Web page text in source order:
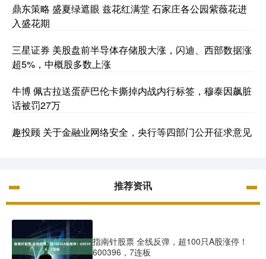
鼎东策略 盛夏绿遮眼 兹花红满堂 石家庄各公园紫薇花进
入盛花期
三星证券 美股盘前半导体存储股大涨，闪迪、西部数据涨
超5%，中概股多数上涨
牛博 佩古拉送蛋萨巴伦卡撕掉内战内行标签，穆泰因飙脏
话被罚27万
趣投顾 关于金融业网络安全，央行等四部门公开征求意见
推荐资讯
指南针股票 全线反弹，超100只A股涨停！
600396，7连板